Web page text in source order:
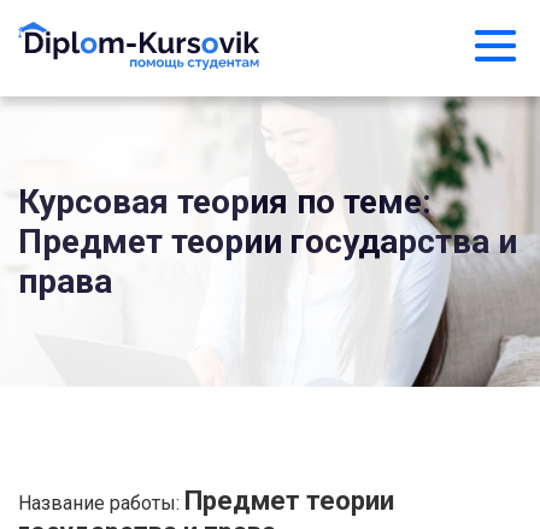
Курсовая теория по теме:
Предмет теории государства и
права
Название работы: Предмет теории